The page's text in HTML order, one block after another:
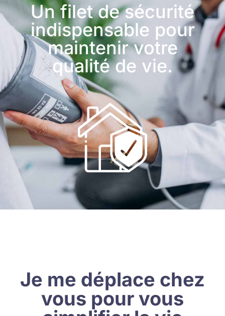
Un filet de sécurité
indispensable pour
maintenir votre
qualité de vie.
Je me déplace chez
vous pour vous